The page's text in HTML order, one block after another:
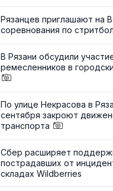
Рязанцев приглашают на
соревнования по
В Рязани обсудили
ремесленников в
По улице Некрасова в
сентября закроют
транспорта
Сбер расширяет
пострадавших от
складах Wildberries